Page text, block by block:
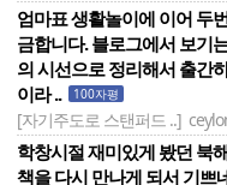
엄마표 생활놀이에 이어 두
금합니다. 블로그에서 보기
의 시선으로 정리해서 출간
이라 ..
100자평
[자기주도로 스탠퍼드 ..]
학창시절 재미있게 봤던 북
책을 다시 만나게 되서 기쁘